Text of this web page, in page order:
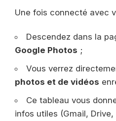
Une fois connecté avec
Descendez dans la
Google Photos ;
Vous verrez
photos et de vidéos
Ce tableau vous
infos utiles (Gmail,